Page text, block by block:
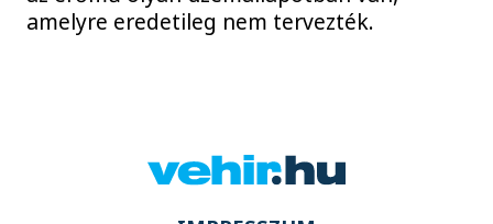
amelyre eredetileg nem tervezték.